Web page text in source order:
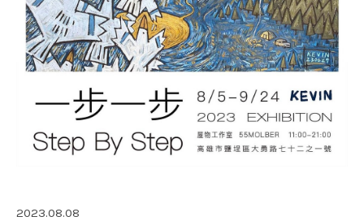
2023.08.08